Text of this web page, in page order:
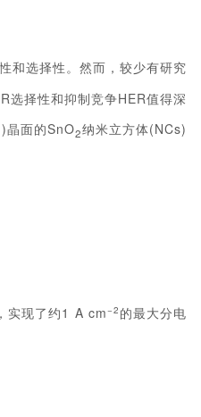
和选择性。然而，较少有研究
选择性和抑制竞争HER值得深
晶面的SnO2纳米立方体(NCs)
实现了约1 A cm−2 的最大分电